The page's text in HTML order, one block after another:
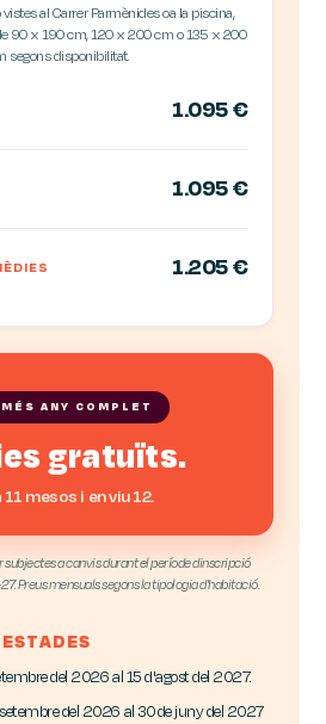
al Carrer Parmènides oa la piscina,
90 x 190 cm, 120 x 200 cm o 135 x 200
segons disponibilitat.
1.095 €
1.095 €
1.205 €
ANY COMPLET
gratuïts.
11 mesos i en viu 12.
subjectes a canvis durant el període dinscripció
Preus mensuals segons la tipologia d'habitació.
del 2026 al 15 d'agost del 2027.
del 2026 al 30 de juny del 2027